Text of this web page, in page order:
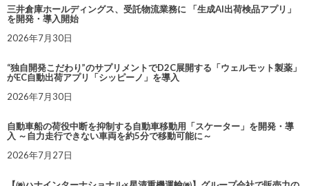
三井倉庫ホールディングス、受託物流業務に 「生成AI出荷検品アプリ」
を開発・導入開始
2026年7月30日
“独自開発こだわり”のサプリメントでD2C展開する「ウェルモット製薬」
がEC自動出荷アプリ「シッピーノ」を導入
2026年7月30日
自動車船の荷役中断を抑制する自動車移動用「スケーター」を開発・導
入 ～自力走行できない車両を約5分で移動可能に～
2026年7月27日